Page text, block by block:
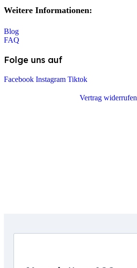
Weitere Informationen:
Blog
FAQ
Folge uns auf
Facebook Instagram Tiktok
Vertrag widerrufen